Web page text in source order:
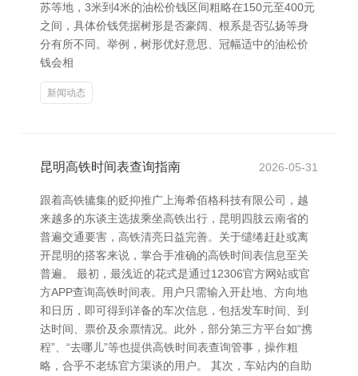
苏等地，3米到4米的油松价钱区间粗略在150元至400元
之间，具体价钱凭据树形是否豪阔、根系是否弘扬等身
分有所不同。举例，树形优好意思、冠幅适中的油松价
钱会相
新闻动态
昆明高铁时间表查询指南 2026-05-31
跟着高铁辘集的贬抑推广上海希佰格科技有限公司，越
来越多的东谈主选拔乘坐高铁出行，昆明四肢云南省的
普遍交通要害，高铁清亮日益完善。关于缱绻赶赴或离
开昆明的搭客来说，掌合手准确的高铁时间表信息至关
普遍。 最初，最浅近的花式是通过12306官方网站或官
方APP查询高铁时间表。用户只需输入开赴地、方向地
和日历，即可得到详备的车次信息，包括发车时间、到
达时间、票价及余票情况。此外，部分第三方平台如“携
程”、“去哪儿”等也提供高铁时间表查询管事，操作粗
略，合乎不老练官方渠谈的用户。 其次，车站内的自助